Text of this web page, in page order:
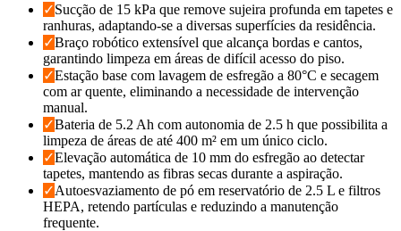
✓Sucção de 15 kPa que remove sujeira profunda em tapetes e
ranhuras, adaptando-se a diversas superfícies da residência.
✓Braço robótico extensível que alcança bordas e cantos,
garantindo limpeza em áreas de difícil acesso do piso.
✓Estação base com lavagem de esfregão a 80°C e secagem
com ar quente, eliminando a necessidade de intervenção
manual.
✓Bateria de 5.2 Ah com autonomia de 2.5 h que possibilita a
limpeza de áreas de até 400 m² em um único ciclo.
✓Elevação automática de 10 mm do esfregão ao detectar
tapetes, mantendo as fibras secas durante a aspiração.
✓Autoesvaziamento de pó em reservatório de 2.5 L e filtros
HEPA, retendo partículas e reduzindo a manutenção
frequente.